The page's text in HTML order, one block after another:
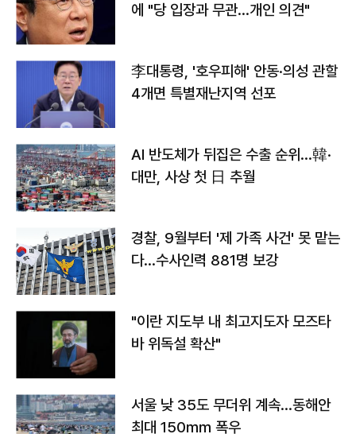
에 "당 입장과 무관…개인 의견"
李대통령, '호우피해' 안동·의성 관할
4개면 특별재난지역 선포
AI 반도체가 뒤집은 수출 순위…韓·
대만, 사상 첫 日 추월
경찰, 9월부터 '제 가족 사건' 못 맡는
다…수사인력 881명 보강
"이란 지도부 내 최고지도자 모즈타
바 위독설 확산"
서울 낮 35도 무더위 계속…동해안
최대 150㎜ 폭우